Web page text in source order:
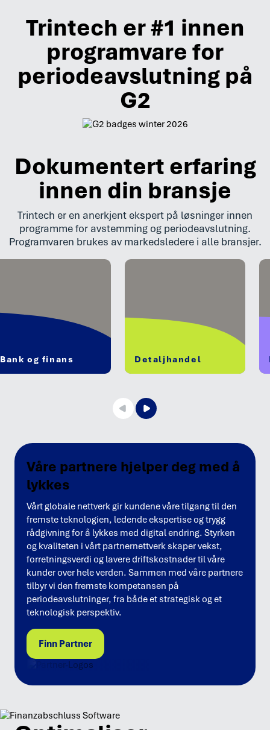
Trintech er #1 innen
programvare for
periodeavslutning på
G2
Dokumentert erfaring
innen din bransje
Trintech er en anerkjent ekspert på løsninger innen
programme for avstemming og periodeavslutning.
Programvaren brukes av markedsledere i alle bransjer.
Bank og finans Detaljhandel
Våre partnere hjelper deg med å
lykkes
Vårt globale nettverk gir kundene våre tilgang til den
fremste teknologien, ledende ekspertise og trygg
rådgivning for å lykkes med digital endring. Styrken
og kvaliteten i vårt partnernettverk skaper vekst,
forretningsverdi og lavere driftskostnader til våre
kunder over hele verden. Sammen med våre partnere
tilbyr vi den fremste kompetansen på
periodeavslutninger, fra både et strategisk og et
teknologisk perspektiv.
Finn Partner